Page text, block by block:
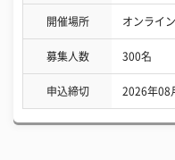
開催場所 オンライ
募集人数 300名
申込締切 2026年08